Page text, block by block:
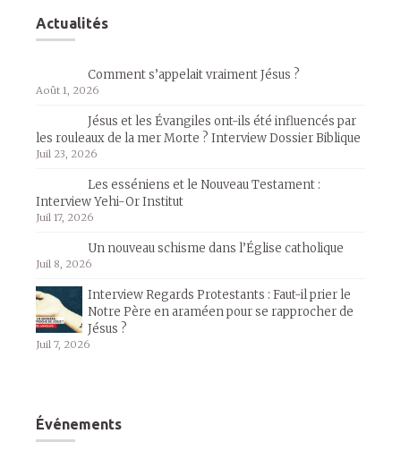
Actualités
Comment s’appelait vraiment Jésus ?
Août 1, 2026
Jésus et les Évangiles ont-ils été influencés par
les rouleaux de la mer Morte ? Interview Dossier Biblique
Juil 23, 2026
Les esséniens et le Nouveau Testament :
Interview Yehi-Or Institut
Juil 17, 2026
Un nouveau schisme dans l’Église catholique
Juil 8, 2026
Interview Regards Protestants : Faut-il prier le
Notre Père en araméen pour se rapprocher de
Jésus ?
Juil 7, 2026
Événements